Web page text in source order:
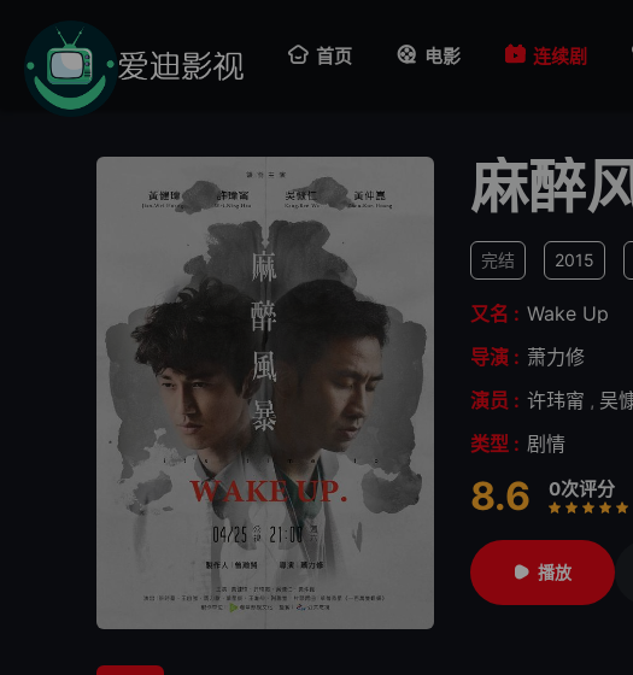
首页 电影 连续剧
麻醉
完结 2015
又名 : Wake Up
导演 : 萧力修
演员 : 许玮甯 , 吴
类型 : 剧情
8.6 0次评分
很差
较差还行推荐
力荐
播放